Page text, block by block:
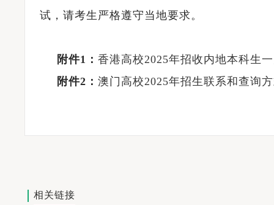
试，请考生严格遵守当地要求。
附件1： 香港高校2025年招收内地本科生
附件2： 澳门高校2025年招生联系和查询
相关链接